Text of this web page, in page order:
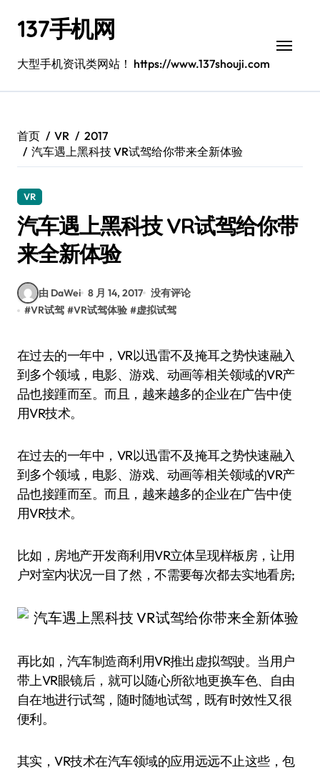
137手机网
大型手机资讯类网站！ https://www.137shouji.com
首页 VR
2017
汽车遇上黑科技 VR试驾给你带来全新体验
VR
汽车遇上黑科技 VR试驾给你带
来全新体验
由 DaWei 8 月 14, 2017 没有评论
#VR试驾 #VR试驾体验 #虚拟试驾
在过去的一年中，VR以迅雷不及掩耳之势快速融入
到多个领域，电影、游戏、动画等相关领域的VR产
品也接踵而至。而且，越来越多的企业在广告中使
用VR技术。
在过去的一年中，VR以迅雷不及掩耳之势快速融入
到多个领域，电影、游戏、动画等相关领域的VR产
品也接踵而至。而且，越来越多的企业在广告中使
用VR技术。
比如，房地产开发商利用VR立体呈现样板房，让用
户对室内状况一目了然，不需要每次都去实地看房;
再比如，汽车制造商利用VR推出虚拟驾驶。当用户
带上VR眼镜后，就可以随心所欲地更换车色、自由
自在地进行试驾，随时随地试驾，既有时效性又很
便利。
其实，VR技术在汽车领域的应用远远不止这些，包